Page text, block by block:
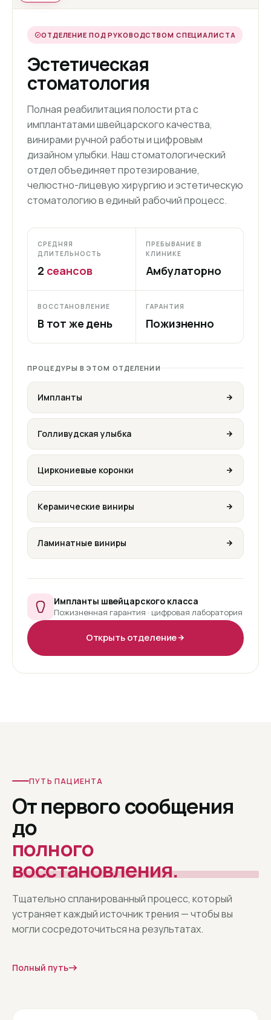
ОТДЕЛЕНИЕ ПОД РУКОВОДСТВОМ СПЕЦИАЛИСТА
Эстетическая
стоматология
Полная реабилитация полости рта с
имплантатами швейцарского качества,
винирами ручной работы и цифровым
дизайном улыбки. Наш стоматологический
отдел объединяет протезирование,
челюстно-лицевую хирургию и эстетическую
стоматологию в единый рабочий процесс.
СРЕДНЯЯ
ДЛИТЕЛЬНОСТЬ
2 сеансов
ПРЕБЫВАНИЕ В
КЛИНИКЕ
Амбулаторно
ВОССТАНОВЛЕНИЕ
В тот же день
ГАРАНТИЯ
Пожизненно
ПРОЦЕДУРЫ В ЭТОМ ОТДЕЛЕНИИ
Импланты
Голливудская улыбка
Циркониевые коронки
Керамические виниры
Ламинатные виниры
Импланты швейцарского класса
Пожизненная гарантия · цифровая лаборатория
Открыть отделение
ПУТЬ ПАЦИЕНТА
От первого сообщения
до
полного
восстановления.
Тщательно спланированный процесс, который
устраняет каждый источник трения — чтобы вы
могли сосредоточиться на результатах.
Полный путь